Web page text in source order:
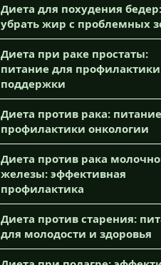
Диета для похудения
убрать жир с проблемных
Диета при раке простаты:
питание для
поддержки
Диета против рака:
профилактики онкологии
Диета против рака
железы: эффективная
профилактика
Диета против старения:
для молодости и здоровья